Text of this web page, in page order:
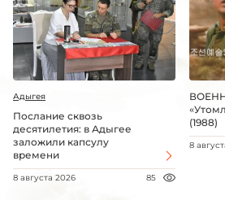
Адыгея
Послание сквозь
десятилетия: в Адыгее
заложили капсулу
времени
8 августа 2026 85
(1988)
8